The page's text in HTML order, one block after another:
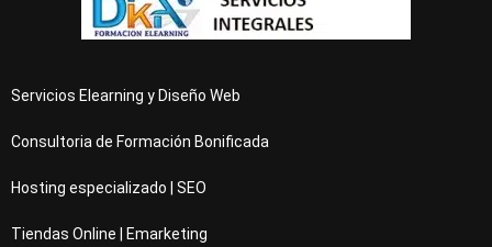
Servicios Elearning y Diseño Web
Consultoria de Formación Bonificada
Hosting especializado | SEO
Tiendas Online | Emarketing